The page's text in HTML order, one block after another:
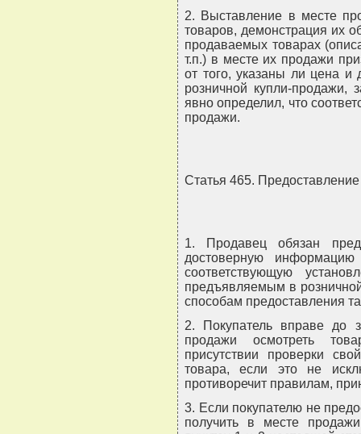
2. Выставление в месте
товаров, демонстрация их
продаваемых товарах
т.п.) в месте их продажи
от того, указаны ли цена и
розничной купли-продажи,
явно определил, что
продажи.
Статья 465.
1. Продавец обязан
достоверную
соответствующую
предъявляемым в
способам предоставления
2. Покупатель вправе до
продажи осмотреть
присутствии проверки
товара, если это не
противоречит правилам,
3. Если покупателю не
получить в месте